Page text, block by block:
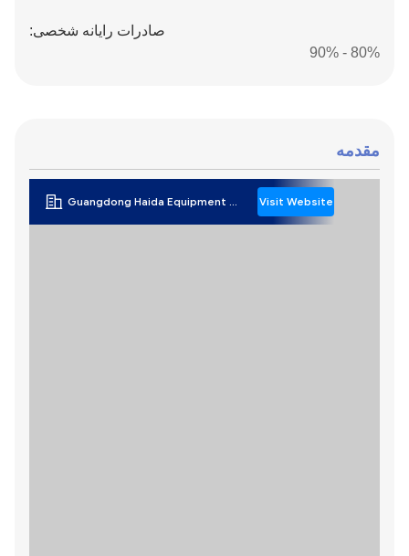
صادرات رایانه شخصی:
80% - 90%
مقدمه